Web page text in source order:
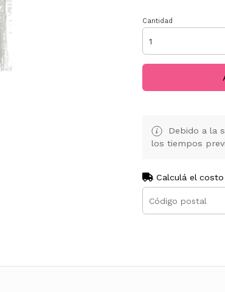
Cantidad
Debido a la
los tiempos
Calculá el costo